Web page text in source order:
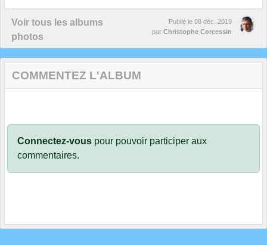
Voir tous les albums
photos
Publié le 08 déc. 2019
par Christophe Corcessin
COMMENTEZ L'ALBUM
Connectez-vous pour pouvoir participer aux
commentaires.